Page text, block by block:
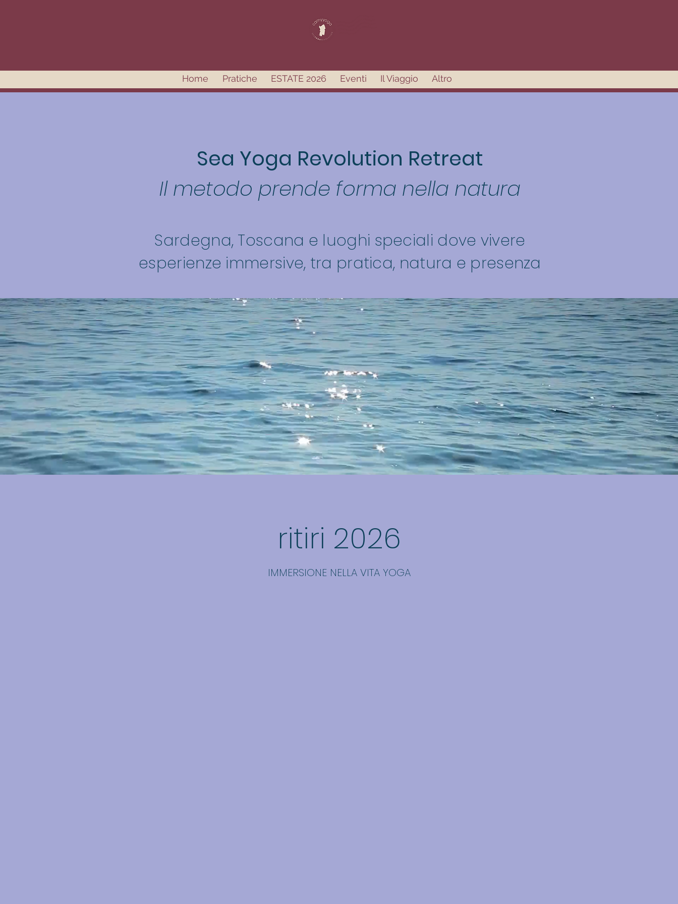
Home Pratiche ESTATE 2026 Eventi Il Viaggio Altro
Sea Yoga Revolution Retreat
Il metodo prende forma nella natura
Sardegna, Toscana e luoghi speciali dove vivere
esperienze immersive, tra pratica, natura e presenza
ritiri 2026
IMMERSIONE NELLA VITA YOGA